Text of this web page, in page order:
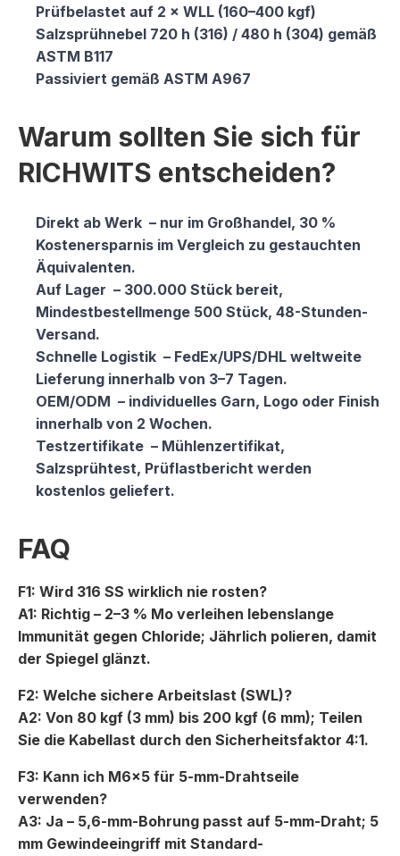
Prüfbelastet auf 2 × WLL (160–400 kgf)
Salzsprühnebel 720 h (316) / 480 h (304) gemäß
ASTM B117
Passiviert gemäß ASTM A967
Warum sollten Sie sich für
RICHWITS entscheiden?
Direkt ab Werk – nur im Großhandel, 30 %
Kostenersparnis im Vergleich zu gestauchten
Äquivalenten.
Auf Lager – 300.000 Stück bereit,
Mindestbestellmenge 500 Stück, 48-Stunden-
Versand.
Schnelle Logistik – FedEx/UPS/DHL weltweite
Lieferung innerhalb von 3–7 Tagen.
OEM/ODM – individuelles Garn, Logo oder Finish
innerhalb von 2 Wochen.
Testzertifikate – Mühlenzertifikat,
Salzsprühtest, Prüflastbericht werden
kostenlos geliefert.
FAQ
F1: Wird 316 SS wirklich nie rosten?
A1: Richtig – 2–3 % Mo verleihen lebenslange
Immunität gegen Chloride; Jährlich polieren, damit
der Spiegel glänzt.
F2: Welche sichere Arbeitslast (SWL)?
A2: Von 80 kgf (3 mm) bis 200 kgf (6 mm); Teilen
Sie die Kabellast durch den Sicherheitsfaktor 4:1.
F3: Kann ich M6×5 für 5-mm-Drahtseile
verwenden?
A3: Ja – 5,6-mm-Bohrung passt auf 5-mm-Draht; 5
mm Gewindeeingriff mit Standard-